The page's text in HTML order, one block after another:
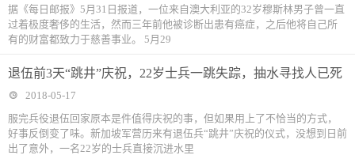
据《每日邮报》5月31日报道，一位来自澳大利亚的32岁穆斯林男子曾一直
过着极度奢侈的生活，然而三年前他被诊断出患有癌症，之后他将自己所
有的财富都致力于慈善事业。 5月29
退伍前3天“跳井”庆祝，22岁士兵一跳失踪，抽水寻找人已死
2018-05-17
服完兵役退伍回家原本是件值得庆祝的事，但如果用上了不恰当的方式，
好事反倒变了味。新加坡军营历来有退伍兵“跳井”庆祝的仪式，没想到日前
出了意外，一名22岁的士兵直接沉进水里